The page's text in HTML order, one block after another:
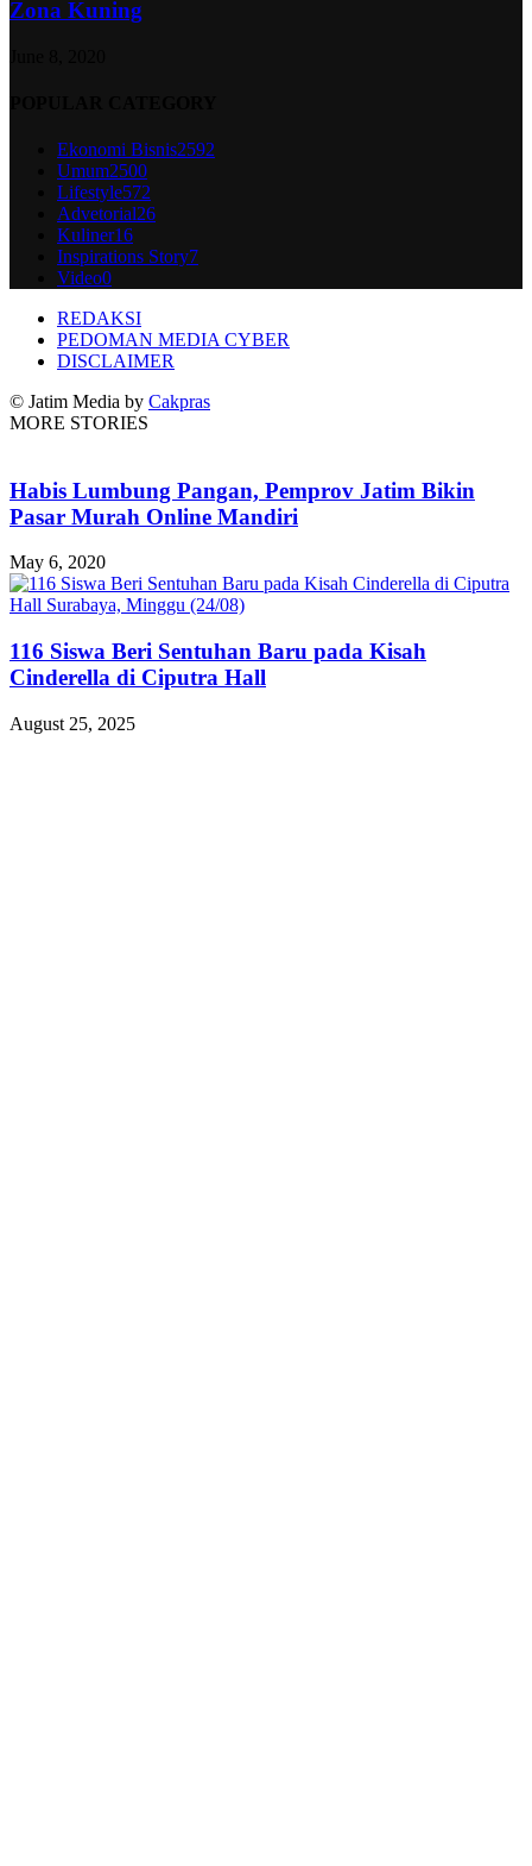
Zona Kuning
Ekonomi Bisnis2592
Umum2500
Lifestyle572
Advetorial26
Kuliner16
Inspirations Story7
Video0
REDAKSI
PEDOMAN MEDIA CYBER
DISCLAIMER
© Jatim Media by Cakpras
MORE STORIES
Habis Lumbung Pangan, Pemprov Jatim Bikin
Pasar Murah Online Mandiri
May 6, 2020
116 Siswa Beri Sentuhan Baru pada Kisah
Cinderella di Ciputra Hall
August 25, 2025